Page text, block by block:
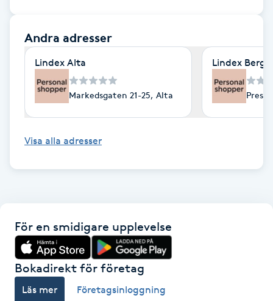
Fotmassage
Fotsvamp
Fotvård
Fransar
Fransborttagning
Fransförlängning
Fransförlängning Megavolym
Andra adresser
Lindex Alta
Markedsgaten 21-25, Alta
Lindex
Visa alla adresser
För en smidigare upplevelse
Bokadirekt för företag
Läs mer Företagsinloggning